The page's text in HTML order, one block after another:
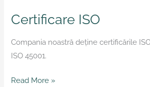
Certificare ISO
Compania noastră deține certificările ISO
ISO 45001.
Read More »